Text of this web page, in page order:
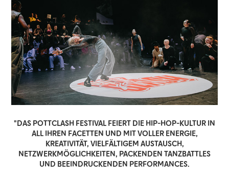
"DAS POTTCLASH FESTIVAL FEIERT DIE HIP-HOP-KULTUR IN
ALL IHREN FACETTEN UND MIT VOLLER ENERGIE,
KREATIVITÄT, VIELFÄLTIGEM AUSTAUSCH,
NETZWERKMÖGLICHKEITEN, PACKENDEN TANZBATTLES
UND BEEINDRUCKENDEN PERFORMANCES.